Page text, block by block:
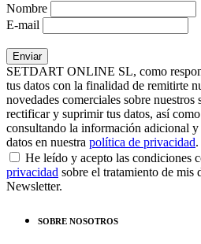
Nombre
E-mail
SETDART ONLINE SL, como
tus datos con la finalidad de remitirte
novedades comerciales sobre nuestros
rectificar y suprimir tus datos, así
consultando la información adicional
datos en nuestra política de privacidad.
He leído y acepto las condiciones
privacidad sobre el tratamiento de mis
Newsletter.
SOBRE NOSOTROS